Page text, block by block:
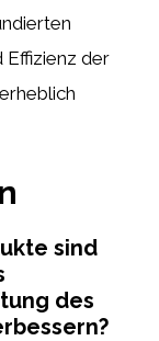
Effizienz der
sind
des